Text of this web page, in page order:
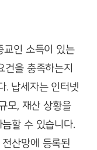
교인 소득이 있는
을 충족하는지
. 납세자는 인터넷
모, 재산 상황을
할 수 있습니다.
산망에 등록된